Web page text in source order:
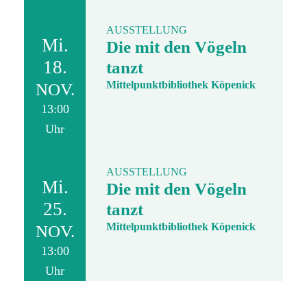
Mi.
18.
NOV.
13:00
Uhr
AUSSTELLUNG
Die mit den Vögeln
tanzt
Mittelpunktbibliothek Köpenick
Mi.
25.
NOV.
13:00
Uhr
AUSSTELLUNG
Die mit den Vögeln
tanzt
Mittelpunktbibliothek Köpenick